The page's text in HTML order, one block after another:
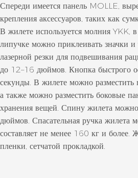
Спереди имеется панель MOLLE,
крепления аксессуаров, таких как
В жилете используется молния YKK,
липучке можно приклеивать значки
лазерной резки для подвешивания
до 12–16 дюймов. Кнопка быстрого
секунды. В жилете можно разместить
а также можно разместить боковые
хранения вещей. Спину жилета
дюймов. Спасательная ручка жилета
составляет не менее 160 кг и более.
пленки, сетчатой ​​прокладкой.